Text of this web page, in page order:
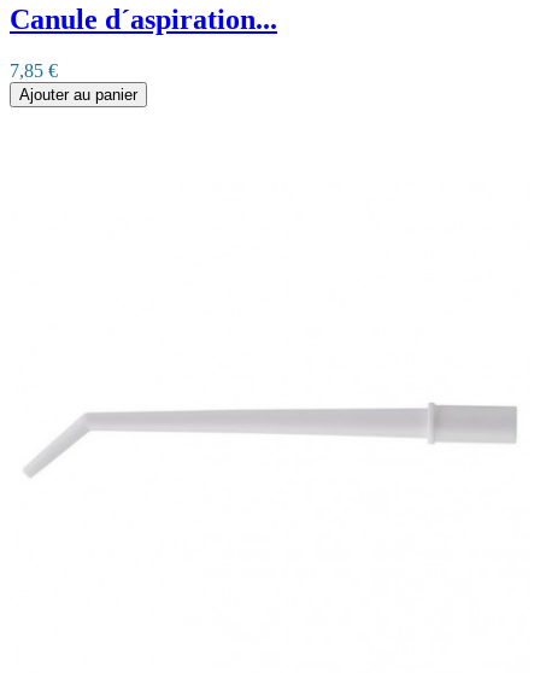
Canule d´aspiration...
7,85 €
Ajouter au panier